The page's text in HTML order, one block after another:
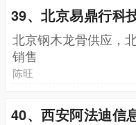
39、北京易鼎行科
北京钢木龙骨供应，
销售
陈旺
40、西安阿法迪信